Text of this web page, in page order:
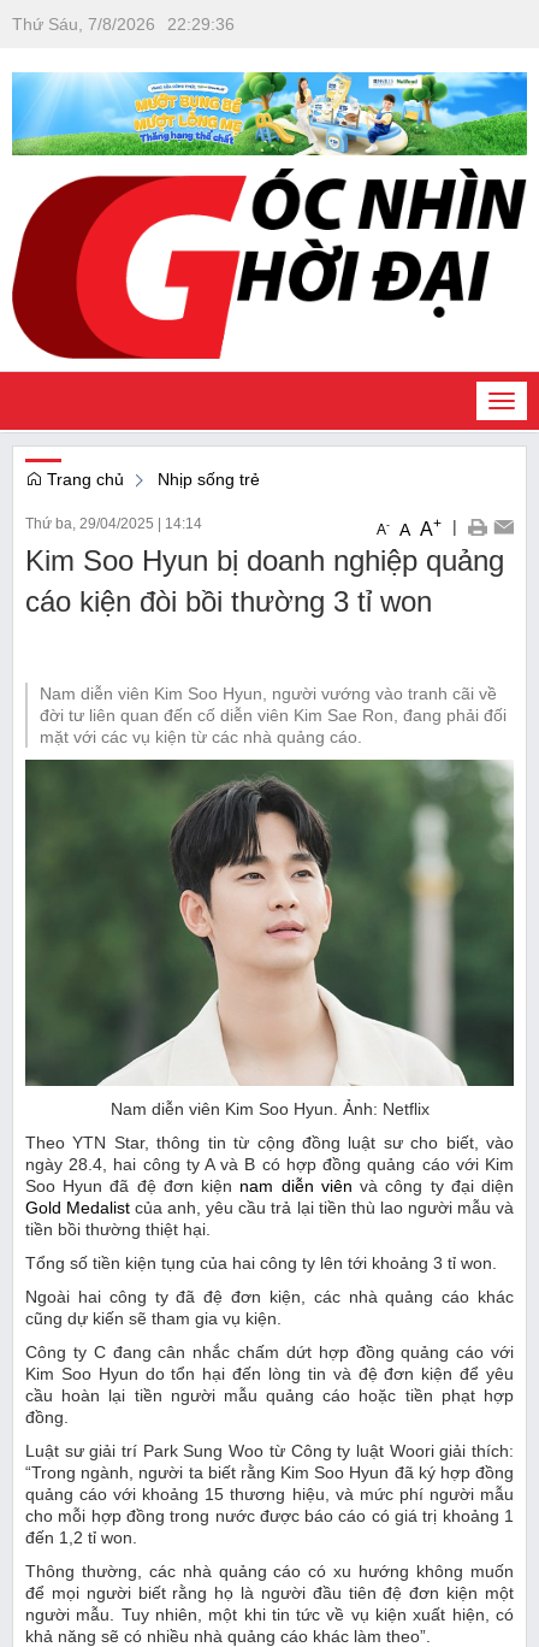
Thứ Sáu, 7/8/2026 22:29:37
Trang chủ Nhịp sống trẻ
Thứ ba, 29/04/2025 | 14:14 A- A A+ |
Kim Soo Hyun bị doanh nghiệp quảng
cáo kiện đòi bồi thường 3 tỉ won
Nam diễn viên Kim Soo Hyun, người vướng vào tranh cãi về
đời tư liên quan đến cố diễn viên Kim Sae Ron, đang phải đối
mặt với các vụ kiện từ các nhà quảng cáo.
Nam diễn viên Kim Soo Hyun. Ảnh: Netflix
Theo YTN Star, thông tin từ cộng đồng luật sư cho biết, vào
ngày 28.4, hai công ty A và B có hợp đồng quảng cáo với Kim
Soo Hyun đã đệ đơn kiện nam diễn viên và công ty đại diện
Gold Medalist của anh, yêu cầu trả lại tiền thù lao người mẫu và
tiền bồi thường thiệt hại.
Tổng số tiền kiện tụng của hai công ty lên tới khoảng 3 tỉ won.
Ngoài hai công ty đã đệ đơn kiện, các nhà quảng cáo khác
cũng dự kiến ​​sẽ tham gia vụ kiện.
Công ty C đang cân nhắc chấm dứt hợp đồng quảng cáo với
Kim Soo Hyun do tổn hại đến lòng tin và đệ đơn kiện để yêu
cầu hoàn lại tiền người mẫu quảng cáo hoặc tiền phạt hợp
đồng.
Luật sư giải trí Park Sung Woo từ Công ty luật Woori giải thích:
“Trong ngành, người ta biết rằng Kim Soo Hyun đã ký hợp đồng
quảng cáo với khoảng 15 thương hiệu, và mức phí người mẫu
cho mỗi hợp đồng trong nước được báo cáo có giá trị khoảng 1
đến 1,2 tỉ won.
Thông thường, các nhà quảng cáo có xu hướng không muốn
để mọi người biết rằng họ là người đầu tiên đệ đơn kiện một
người mẫu. Tuy nhiên, một khi tin tức về vụ kiện xuất hiện, có
khả năng sẽ có nhiều nhà quảng cáo khác làm theo”.